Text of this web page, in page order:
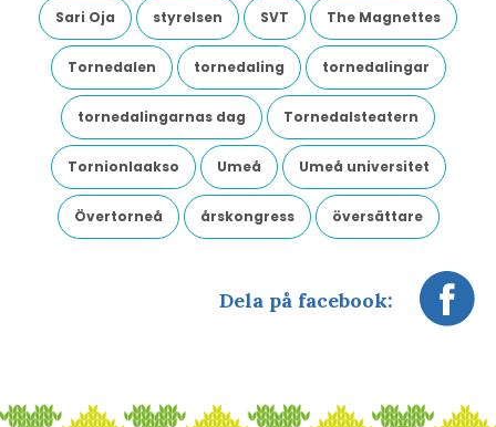
Sari Oja styrelsen SVT The Magnettes
Tornedalen tornedaling tornedalingar
tornedalingarnas dag Tornedalsteatern
Tornionlaakso Umeå Umeå universitet
Övertorneå årskongress översättare
Dela på facebook: